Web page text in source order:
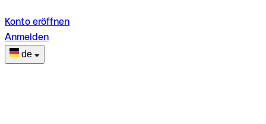
Konto eröffnen
Anmelden
de